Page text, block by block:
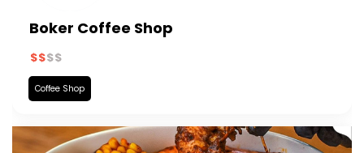
Boker Coffee Shop
Coffee Shop